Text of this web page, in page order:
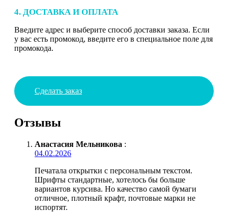
4. ДОСТАВКА И ОПЛАТА
Введите адрес и выберите способ доставки заказа. Если
у вас есть промокод, введите его в специальное поле для
промокода.
Сделать заказ
Отзывы
Анастасия Мельникова :
04.02.2026
Печатала открытки с персональным текстом.
Шрифты стандартные, хотелось бы больше
вариантов курсива. Но качество самой бумаги
отличное, плотный крафт, почтовые марки не
испортят.